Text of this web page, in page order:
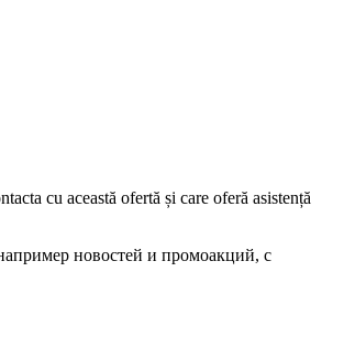
cu această ofertă și care oferă asistență
новостей и промоакций, с